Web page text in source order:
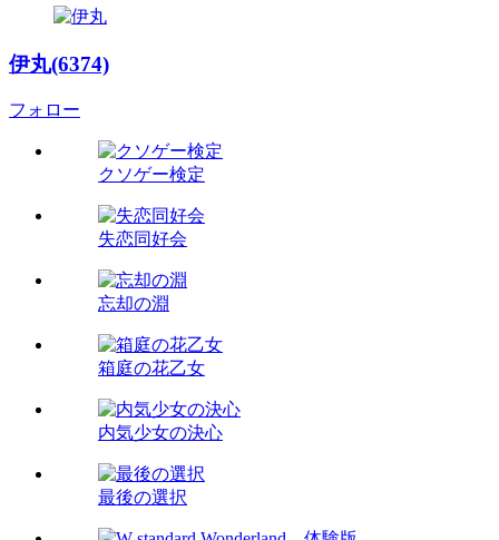
伊丸(6374)
フォロー
クソゲー検定
失恋同好会
忘却の淵
箱庭の花乙女
内気少女の決心
最後の選択